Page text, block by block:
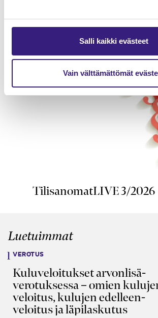
Salli kaikki evästeet
Vain välttämättömät
Varautuminen ja
hallinta tilitoimistossa
TilisanomatLIVE 3/2026
Luetuimmat
VEROTUS
Kulu­veloitukset arvon­lisä­
verotuksessa – omien
veloitus, kulujen edelleen­
veloitus ja läpi­laskutus